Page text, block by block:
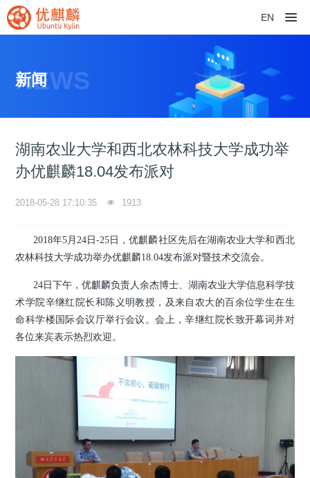
EN
NEWS
新闻
湖南农业大学和西北农林科技大学成功举
办优麒麟18.04发布派对
2018-05-28 17:10:35 1913
2018年5月24日-25日，优麒麟社区先后在湖南农业大学和西北
农林科技大学成功举办优麒麟18.04发布派对暨技术交流会。
24日下午，优麒麟负责人余杰博士、湖南农业大学信息科学技
术学院辛继红院长和陈义明教授，及来自农大的百余位学生在生
命科学楼国际会议厅举行会议 。会上，辛继红院长致开幕词并对
各位来宾表示热烈欢迎。